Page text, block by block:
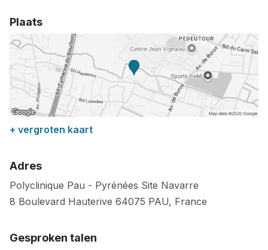
Plaats
+ vergroten kaart
Adres
Polyclinique Pau - Pyrénées Site Navarre
8 Boulevard Hauterive 64075 PAU, France
Gesproken talen